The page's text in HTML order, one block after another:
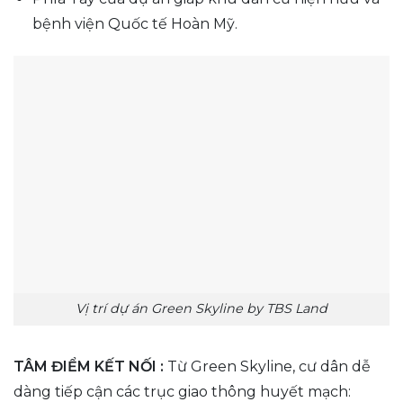
bệnh viện Quốc tế Hoàn Mỹ.
Vị trí dự án Green Skyline by TBS Land
TÂM ĐIỂM KẾT NỐI : Từ Green Skyline, cư dân dễ
dàng tiếp cận các trục giao thông huyết mạch: